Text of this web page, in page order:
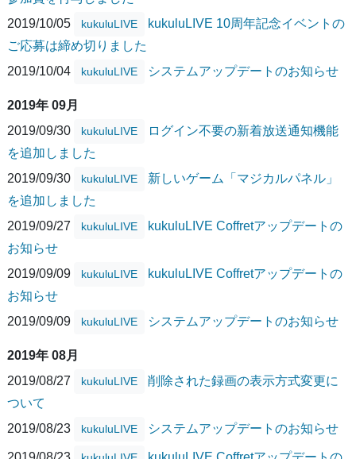
2019/10/05
kukuluLIVE
kukuluLIVE 10周年記念イベントの
ご応募は締め切りました
2019/10/04
kukuluLIVE システムアップデートのお知らせ
2019年 09月
2019/09/30
kukuluLIVE
ログイン不要の新着放送通知機能
を追加しました
2019/09/30
kukuluLIVE
新しいゲーム「マジカルパネル」
を追加しました
2019/09/27
kukuluLIVE
kukuluLIVE Coffretアップデートの
お知らせ
2019/09/09
kukuluLIVE
kukuluLIVE Coffretアップデートの
お知らせ
2019/09/09
kukuluLIVE システムアップデートのお知らせ
2019年 08月
2019/08/27
kukuluLIVE
削除された録画の表示方式変更に
ついて
2019/08/23
kukuluLIVE システムアップデートのお知らせ